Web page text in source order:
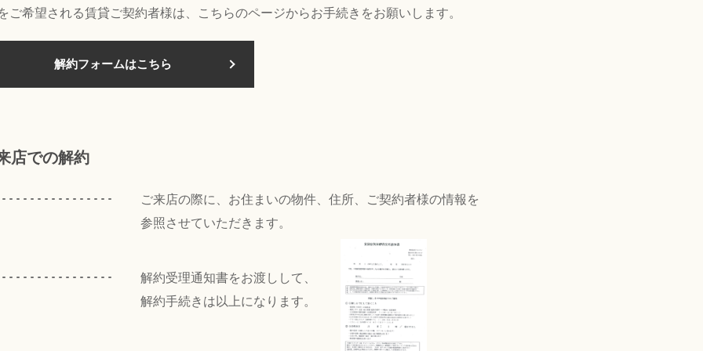
ご希望される賃貸ご契約者様は、こちらのページからお手続きをお願いします。
解約フォームはこちら
店での解約
ご来店の際に、お住まいの物件、住所、ご契約者様の情報を
参照させていただきます。
解約受理通知書をお渡しして、
解約手続きは以上になります。